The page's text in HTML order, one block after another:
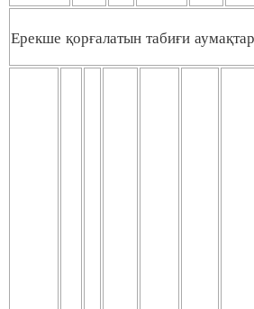
Ерекше қорғалатын табиғи